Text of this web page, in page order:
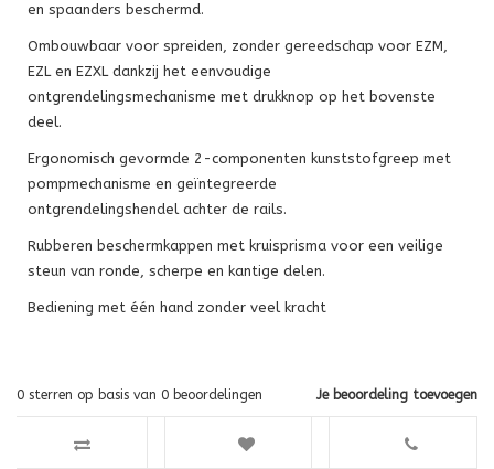
en spaanders beschermd.
Ombouwbaar voor spreiden, zonder gereedschap voor EZM,
EZL en EZXL dankzij het eenvoudige
ontgrendelingsmechanisme met drukknop op het bovenste
deel.
Ergonomisch gevormde 2-componenten kunststofgreep met
pompmechanisme en geïntegreerde
ontgrendelingshendel achter de rails.
Rubberen beschermkappen met kruisprisma voor een veilige
steun van ronde, scherpe en kantige delen.
Bediening met één hand zonder veel kracht
Je beoordeling toevoegen
0 sterren op basis van 0 beoordelingen